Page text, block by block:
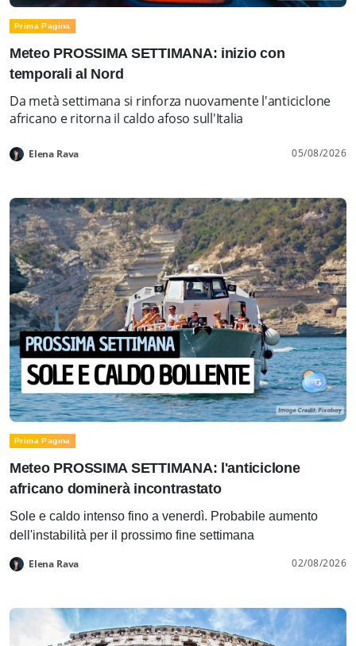
Prima Pagina
Meteo PROSSIMA SETTIMANA: inizio con
temporali al Nord
Da metà settimana si rinforza nuovamente l'anticiclone
africano e ritorna il caldo afoso sull'Italia
Elena Rava 05/08/2026
Prima Pagina
Meteo PROSSIMA SETTIMANA: l'anticiclone
africano dominerà incontrastato
Sole e caldo intenso fino a venerdì. Probabile aumento
dell'instabilità per il prossimo fine settimana
Elena Rava 02/08/2026